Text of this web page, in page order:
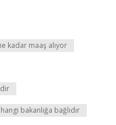
kadar maaş alıyor
bakanlığa bağlıdır